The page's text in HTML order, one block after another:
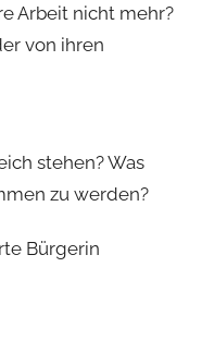
Arbeit nicht mehr?
von ihren
stehen? Was
zu werden?
Bürgerin